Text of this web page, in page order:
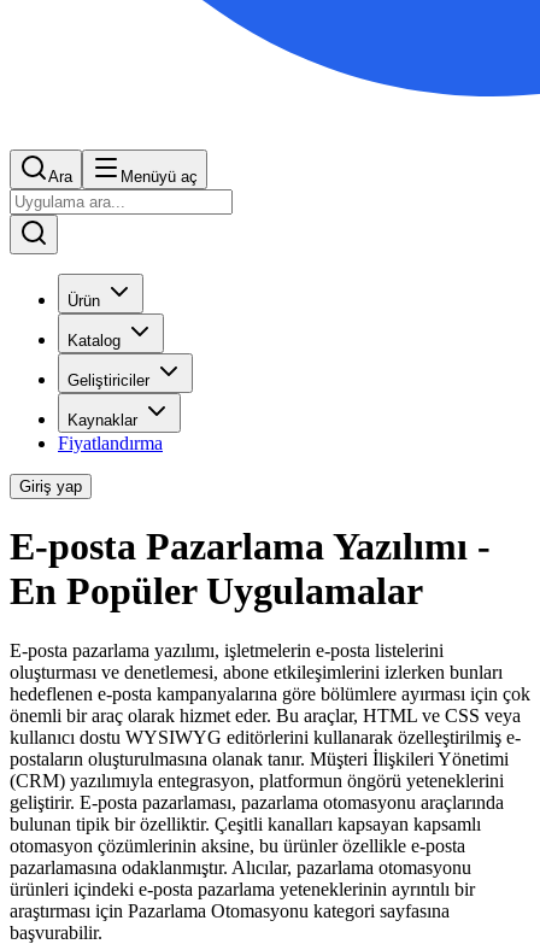
Ara Menüyü aç
Ürün
Katalog
Geliştiriciler
Kaynaklar
Fiyatlandırma
Giriş yap
E-posta Pazarlama Yazılımı -
En Popüler Uygulamalar
E-posta pazarlama yazılımı, işletmelerin e-posta listelerini
oluşturması ve denetlemesi, abone etkileşimlerini izlerken bunları
hedeflenen e-posta kampanyalarına göre bölümlere ayırması için çok
önemli bir araç olarak hizmet eder. Bu araçlar, HTML ve CSS veya
kullanıcı dostu WYSIWYG editörlerini kullanarak özelleştirilmiş e-
postaların oluşturulmasına olanak tanır. Müşteri İlişkileri Yönetimi
(CRM) yazılımıyla entegrasyon, platformun öngörü yeteneklerini
geliştirir. E-posta pazarlaması, pazarlama otomasyonu araçlarında
bulunan tipik bir özelliktir. Çeşitli kanalları kapsayan kapsamlı
otomasyon çözümlerinin aksine, bu ürünler özellikle e-posta
pazarlamasına odaklanmıştır. Alıcılar, pazarlama otomasyonu
ürünleri içindeki e-posta pazarlama yeteneklerinin ayrıntılı bir
araştırması için Pazarlama Otomasyonu kategori sayfasına
başvurabilir.